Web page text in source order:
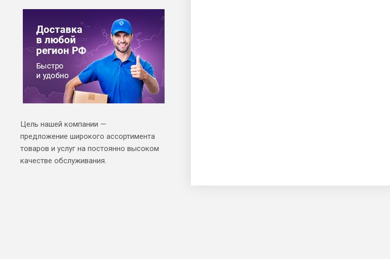
Цель нашей компании —
предложение широкого ассортимента
товаров и услуг на постоянно высоком
качестве обслуживания.